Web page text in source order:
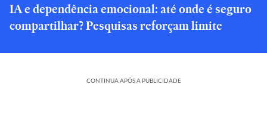
IA e dependência emocional: até onde é seguro
compartilhar? Pesquisas reforçam limite
CONTINUA APÓS A PUBLICIDADE